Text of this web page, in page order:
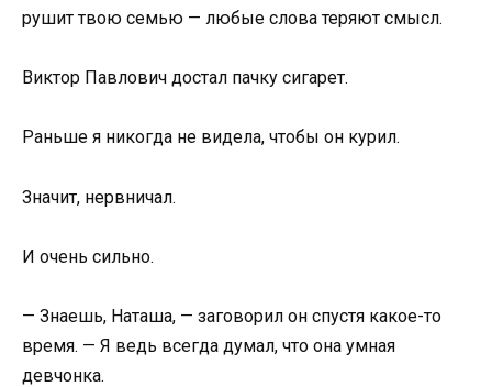
рушит твою семью — любые слова теряют смысл.
Виктор Павлович достал пачку сигарет.
Раньше я никогда не видела, чтобы он курил.
Значит, нервничал.
И очень сильно.
— Знаешь, Наташа, — заговорил он спустя какое-то
время. — Я ведь всегда думал, что она умная
девчонка.